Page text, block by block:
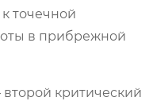
к точечной
в прибрежной
критический